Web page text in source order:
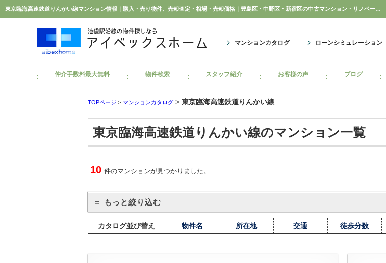
東京臨海高速鉄道りんかい線マンション情報｜購入・売り物件、売却査定・相場・売却価格｜豊島区・中野区・新宿区の中古マンション・リノベーション情報なら池袋のアイベックスホーム！
マンションカタログ ローンシミュレーション
仲介手数料最大無料 物件検索 スタッフ紹介 お客様の声 ブログ
TOPページ > マンションカタログ > 東京臨海高速鉄道りんかい線
東京臨海高速鉄道りんかい線のマンション一覧
10 件のマンションが見つかりました。
＝ もっと絞り込む
カタログ並び替え 物件名 所在地 交通 徒歩分数